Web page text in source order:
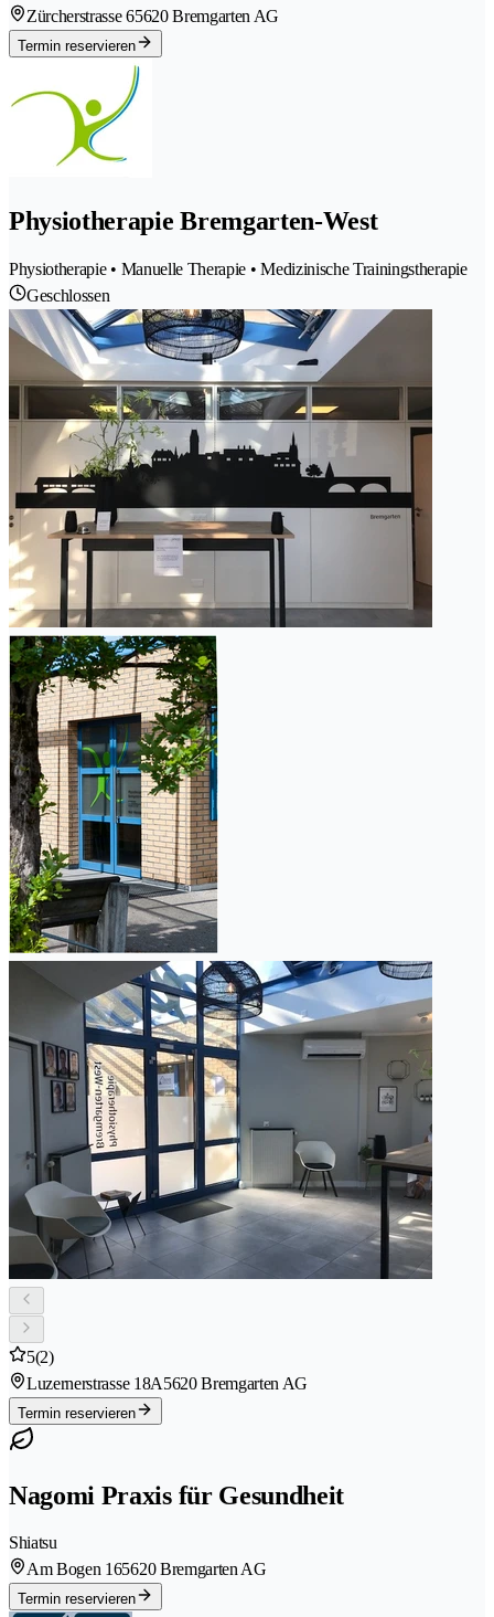
Zürcherstrasse 65620 Bremgarten AG
Termin reservieren
Physiotherapie Bremgarten-West
Physiotherapie • Manuelle Therapie • Medizinische Trainingstherapie
Geschlossen
5(2)
Luzernerstrasse 18A5620 Bremgarten AG
Termin reservieren
Nagomi Praxis für Gesundheit
Shiatsu
Am Bogen 165620 Bremgarten AG
Termin reservieren